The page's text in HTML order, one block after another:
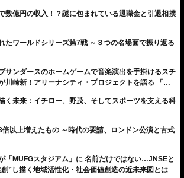
数億円の収入！？謎に包まれている退職金と引退相撲
たワールドシリーズ第7戦 ～３つの名場面で振り返る
サンダースのホームゲームで音楽演出を手掛けるスチ
川崎新！アリーナシティ・プロジェクトを語る 「楽
いでしょ。川崎は、ずっと成長曲線だから」
く未来：イチロー、野茂、そしてスポーツを支える科
倍以上増えたもの ～時代の要請、ロンドン公演と古式
「MUFGスタジアム」に 名前だけではない…JNSEと
”し描く地域活性化・社会価値創造の近未来図とは